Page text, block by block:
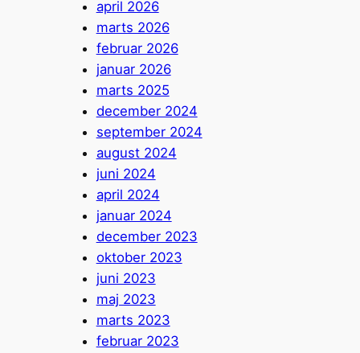
april 2026
marts 2026
februar 2026
januar 2026
marts 2025
december 2024
september 2024
august 2024
juni 2024
april 2024
januar 2024
december 2023
oktober 2023
juni 2023
maj 2023
marts 2023
februar 2023